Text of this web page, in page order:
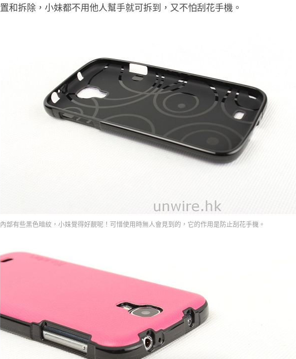
置和拆除，小妹都不用他人幫手就可拆到，又不怕刮花手機。
內部有些黑色暗紋，小妹覺得好靚呢！可惜使用時無人會見到的，它的作用是防止刮花手機。